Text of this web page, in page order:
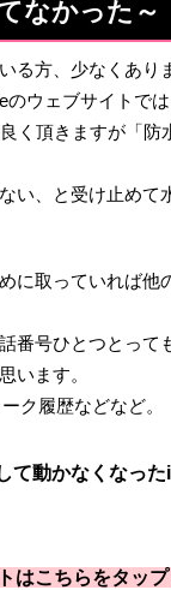
なかった～
る方、少なくあり
ウェブサイトで
く頂きますが「
い、と受け止め
に取っていれば
番号ひとつとっ
います。
ク履歴などなど。
て動かなくなっ
はこちらをタップ